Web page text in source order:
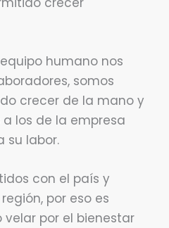
humano nos
somos
crecer de la mano y
los de la empresa
su labor.
con el país y
por eso es
por el bienestar